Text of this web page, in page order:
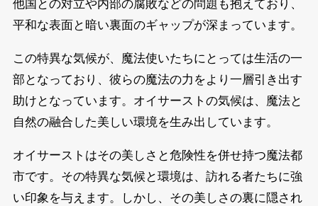
他国との対立や内部の腐敗などの問題も抱えており、
平和な表面と暗い裏面のギャップが深まっています。
この特異な気候が、魔法使いたちにとっては生活の一
部となっており、彼らの魔法の力をより一層引き出す
助けとなっています。オイサーストの気候は、魔法と
自然の融合した美しい環境を生み出しています。
オイサーストはその美しさと危険性を併せ持つ魔法都
市です。その特異な気候と環境は、訪れる者たちに強
い印象を与えます。しかし、その美しさの裏に隠され